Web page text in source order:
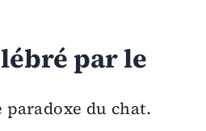
par le
du chat.